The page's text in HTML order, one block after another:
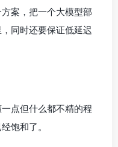
案，把一个大模型部
同时还要保证低延迟
点但什么都不精的程
饱和了。